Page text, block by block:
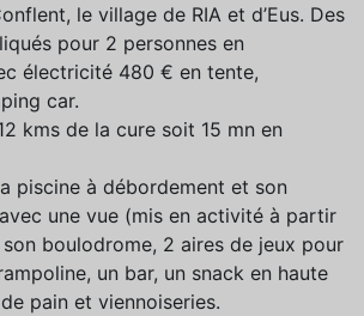
le village de RIA et d’Eus. Des
pour 2 personnes en
électricité 480 € en tente,
car.
kms de la cure soit 15 mn en
piscine à débordement et son
une vue (mis en activité à partir
boulodrome, 2 aires de jeux pour
un bar, un snack en haute
pain et viennoiseries.